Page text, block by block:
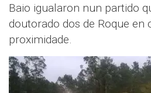
Baio igualaron nun partido
doutorado dos de Roque en
proximidade.